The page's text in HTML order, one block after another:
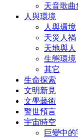
天音歌曲
人與環境
人與環境
天災人禍
天地與人
生態環境
其它
生命探索
文明新見
文學藝術
警世預言
宇宙時空
巨變中的